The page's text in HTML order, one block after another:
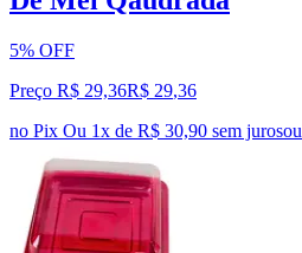
5% OFF
Preço R$ 29,36R$ 29,36
no Pix Ou 1x de R$ 30,90 sem jurosou